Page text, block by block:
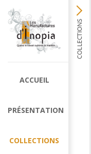
ACCUEIL
PRÉSENTATION
COLLECTIONS